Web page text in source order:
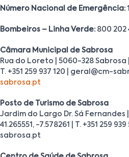
Número Nacional de Emergência:
Bombeiros – Linha Verde: 800 202
Câmara Municipal de Sabrosa
Rua do Loreto | 5060-328 Sabrosa |
T. +351 259 937 120 | geral@cm-
sabrosa.pt
Posto de Turismo de Sabrosa
Jardim do Largo Dr. Sá Fernandes
41.265551, -7.578261 | T. +351 259
sabrosa.pt